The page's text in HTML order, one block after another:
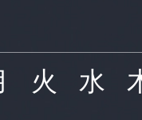
火 水